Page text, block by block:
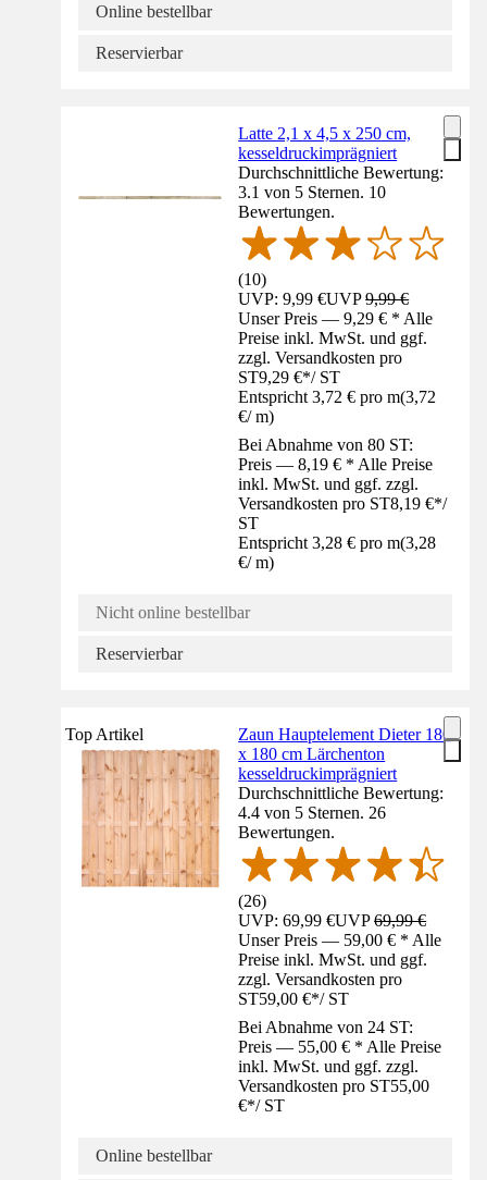
Online bestellbar
Reservierbar
Latte 2,1 x 4,5 x 250 cm,
kesseldruckimprägniert
Durchschnittliche Bewertung:
3.1 von 5 Sternen. 10
Bewertungen.
(10)
UVP: 9,99 €UVP9,99 €
Unser Preis — 9,29 € * Alle
Preise inkl. MwSt. und ggf.
zzgl. Versandkosten pro
ST9,29 €*/ ST
Entspricht 3,72 € pro m(3,72
€/ m)
Bei Abnahme von 80 ST:
Preis — 8,19 € * Alle Preise
inkl. MwSt. und ggf. zzgl.
Versandkosten pro ST8,19 €*/
ST
Entspricht 3,28 € pro m(3,28
€/ m)
Nicht online bestellbar
Reservierbar
Top Artikel
Zaun Hauptelement Dieter 180
x 180 cm Lärchenton
kesseldruckimprägniert
Durchschnittliche Bewertung:
4.4 von 5 Sternen. 26
Bewertungen.
(26)
UVP: 69,99 €UVP69,99 €
Unser Preis — 59,00 € * Alle
Preise inkl. MwSt. und ggf.
zzgl. Versandkosten pro
ST59,00 €*/ ST
Bei Abnahme von 24 ST:
Preis — 55,00 € * Alle Preise
inkl. MwSt. und ggf. zzgl.
Versandkosten pro ST55,00
€*/ ST
Online bestellbar